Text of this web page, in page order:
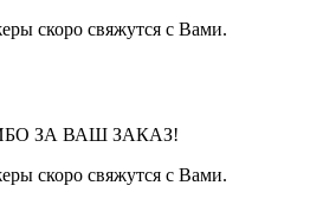
скоро свяжутся с Вами.
ЗА ВАШ ЗАКАЗ!
скоро свяжутся с Вами.